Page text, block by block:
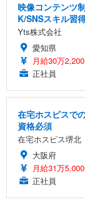
映像コンテンツ
K/SNSスキル習
Yts株式会社
愛知県
月給30万
正社員
在宅ホスピスで
資格必須
在宅ホスピス堺北
大阪府
月給31万
正社員